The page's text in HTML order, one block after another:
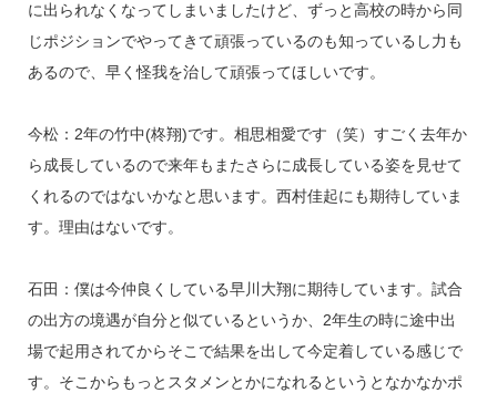
に出られなくなってしまいましたけど、ずっと高校の時から同
じポジションでやってきて頑張っているのも知っているし力も
あるので、早く怪我を治して頑張ってほしいです。
今松：2年の竹中(柊翔)です。相思相愛です（笑）すごく去年か
ら成長しているので来年もまたさらに成長している姿を見せて
くれるのではないかなと思います。西村佳起にも期待していま
す。理由はないです。
石田：僕は今仲良くしている早川大翔に期待しています。試合
の出方の境遇が自分と似ているというか、2年生の時に途中出
場で起用されてからそこで結果を出して今定着している感じで
す。そこからもっとスタメンとかになれるというとなかなかポ